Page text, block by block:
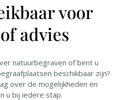
voor
advies
natuurbegraven of bent u
beschikbaar zijn?
over de mogelijkheden en
u bij iedere stap.